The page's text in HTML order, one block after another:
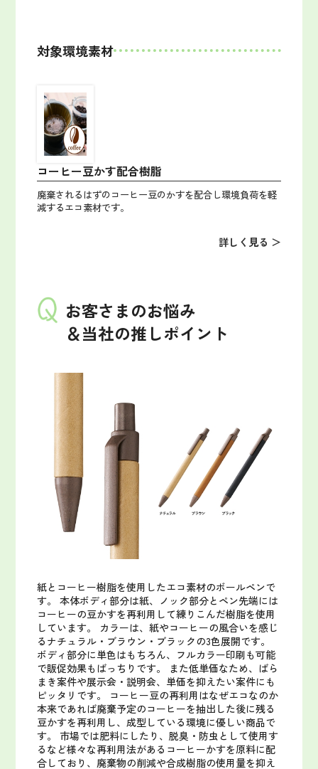
対象環境素材
コーヒー豆かす配合樹脂
廃棄されるはずのコーヒー豆のかすを配合し環境負荷を軽
減するエコ素材です。
詳しく見る ＞
お客さまのお悩み
＆当社の推しポイント
紙とコーヒー樹脂を使用したエコ素材のボールペンで
す。
本体ボディ部分は紙、ノック部分とペン先端には
コーヒーの豆かすを再利用して練りこんだ樹脂を使用
しています。
カラーは、紙やコーヒーの風合いを感じ
るナチュラル・ブラウン・ブラックの3色展開です。
ボディ部分に単色はもちろん、フルカラー印刷も可能
で販促効果もばっちりです。
また低単価なため、ばら
まき案件や展示会・説明会、単価を抑えたい案件にも
ピッタリです。
コーヒー豆の再利用はなぜエコなのか
本来であれば廃棄予定のコーヒーを抽出した後に残る
豆かすを再利用し、成型している環境に優しい商品で
す。
市場では肥料にしたり、脱臭・防虫として使用す
るなど様々な再利用法があるコーヒーかすを原料に配
合しており、廃棄物の削減や合成樹脂の使用量を抑え